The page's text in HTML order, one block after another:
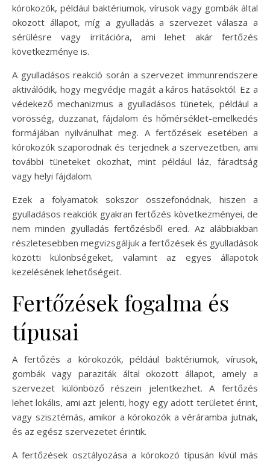
kórokozók, például baktériumok, vírusok vagy gombák által
okozott állapot, míg a gyulladás a szervezet válasza a
sérülésre vagy irritációra, ami lehet akár fertőzés
következménye is.
A gyulladásos reakció során a szervezet immunrendszere
aktiválódik, hogy megvédje magát a káros hatásoktól. Ez a
védekező mechanizmus a gyulladásos tünetek, például a
vörösség, duzzanat, fájdalom és hőmérséklet-emelkedés
formájában nyilvánulhat meg. A fertőzések esetében a
kórokozók szaporodnak és terjednek a szervezetben, ami
további tüneteket okozhat, mint például láz, fáradtság
vagy helyi fájdalom.
Ezek a folyamatok sokszor összefonódnak, hiszen a
gyulladásos reakciók gyakran fertőzés következményei, de
nem minden gyulladás fertőzésből ered. Az alábbiakban
részletesebben megvizsgáljuk a fertőzések és gyulladások
közötti különbségeket, valamint az egyes állapotok
kezelésének lehetőségeit.
Fertőzések fogalma és
típusai
A fertőzés a kórokozók, például baktériumok, vírusok,
gombák vagy paraziták által okozott állapot, amely a
szervezet különböző részein jelentkezhet. A fertőzés
lehet lokális, ami azt jelenti, hogy egy adott területet érint,
vagy szisztémás, amikor a kórokozók a véráramba jutnak,
és az egész szervezetet érintik.
A fertőzések osztályozása a kórokozó típusán kívül más